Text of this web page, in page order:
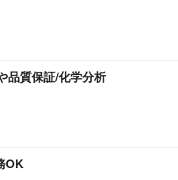
品質保証/化学分析
OK